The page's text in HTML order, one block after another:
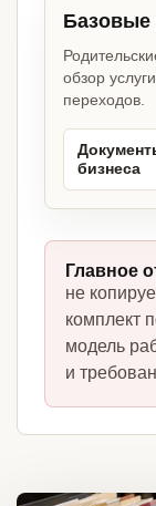
Базовые
обзор
переходов.
бизнеса
Главное
не
комплект
модель
и